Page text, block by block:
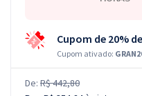
Cupom de 20%
Cupom ativado:
De: R$ 442,80